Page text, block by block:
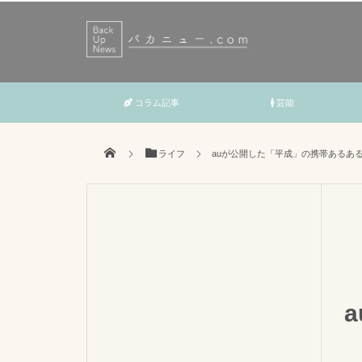
コラム記事 芸能
ライフ auが公開した「平成」の携帯あるあ